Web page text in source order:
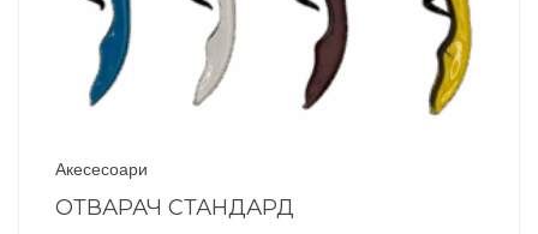
Акесесоари
ОТВАРАЧ СТАНДАРД